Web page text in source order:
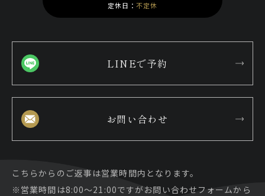
定休日：不定休
LINEで予約
お問い合わせ
こちらからのご返事は営業時間内となります。
※営業時間は8:00～21:00ですがお問い合わせフォームから